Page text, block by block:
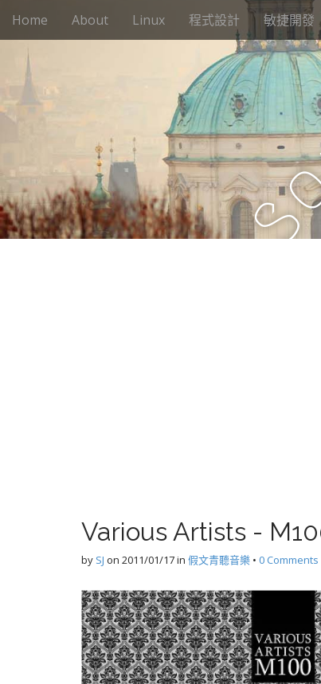
M
e
i
c
n
t
Home About Linux 程式設計 敏捷開發
S
Various Artists -
by SJ on 2011/01/17in 假文青聽音樂 • 0 Comments